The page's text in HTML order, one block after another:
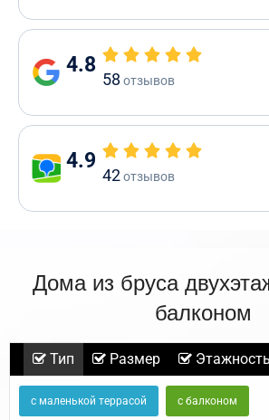
4.8
58 отзывов
4.9
42отзывов
Дома из бруса
балконом
Тип Размер Этажность
с маленькой террасой с балконом